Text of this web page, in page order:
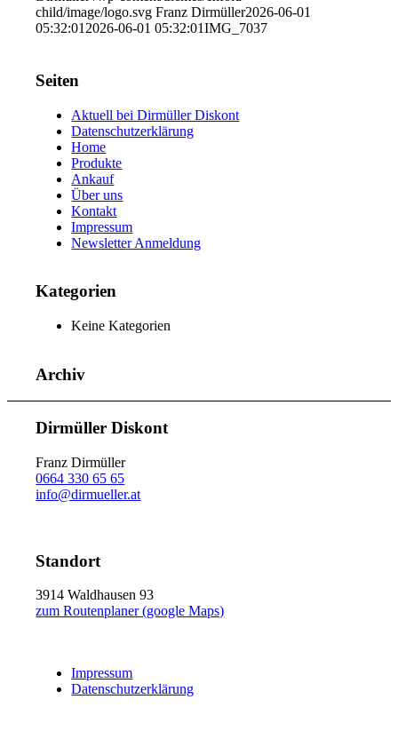
child/image/logo.svg Franz Dirmüller2026-06-01
05:32:01 2026-06-01 05:32:01IMG_7037
Seiten
Aktuell bei Dirmüller Diskont
Datenschutzerklärung
Home
Produkte
Ankauf
Über uns
Kontakt
Impressum
Newsletter Anmeldung
Kategorien
Keine Kategorien
Archiv
Dirmüller Diskont
Franz Dirmüller
0664 330 65 65
info@dirmueller.at
Standort
3914 Waldhausen 93
zum Routenplaner (google Maps)
Impressum
Datenschutzerklärung